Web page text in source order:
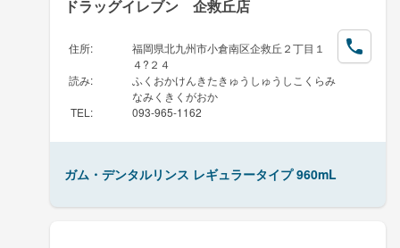
ドラッグイレブン 企救丘店
住所:
福岡県北九州市小倉南区企救丘２丁目１
４?２４
読み:
ふくおかけんきたきゅうしゅうしこくらみ
なみくきくがおか
TEL : 093-965-1162
ガム・デンタルリンス レギュラータイプ 960mL